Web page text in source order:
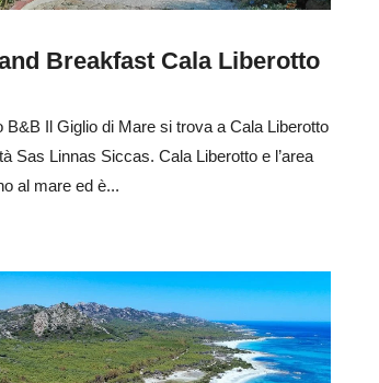
Breakfast Cala Liberotto
B&B Il Giglio di Mare si trova a Cala Liberotto
Sas Linnas Siccas. Cala Liberotto e l’area
al mare ed è...